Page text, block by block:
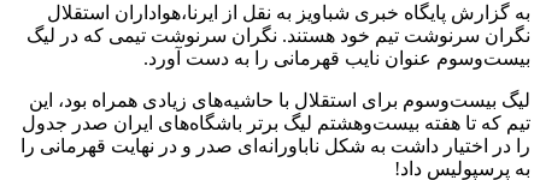
به گزارش پایگاه خبری شباویز به نقل از ایرنا،هواداران استقلال
نگران سرنوشت تیم خود هستند. نگران سرنوشت تیمی که در لیگ
بیست‌وسوم عنوان نایب قهرمانی را به دست آورد.
لیگ بیست‌وسوم برای استقلال با حاشیه‌های زیادی همراه بود، این
تیم که تا هفته بیست‌وهشتم لیگ برتر باشگاه‌های ایران صدر جدول
را در اختیار داشت به شکل ناباورانه‌ای صدر و در نهایت قهرمانی را
به پرسپولیس داد!